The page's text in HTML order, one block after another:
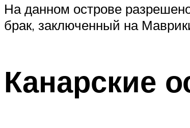
На данном острове
брак, заключенный на
Канарские